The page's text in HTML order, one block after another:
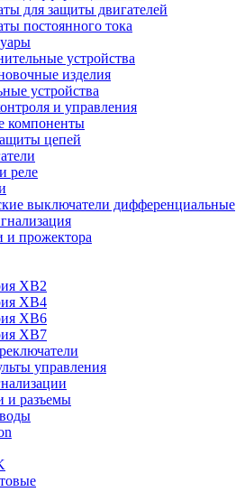
для защиты двигателей
постоянного тока
устройства
изделия
устройства
и управления
компоненты
цепей
реле
выключатели дифференциальные
и прожектора
XB2
XB4
XB6
XB7
управления
и разъемы